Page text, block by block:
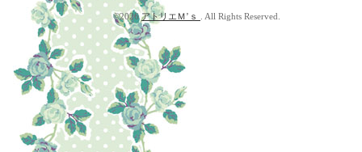
©2026アトリエＭ’ｓ . All Rights Reserved.